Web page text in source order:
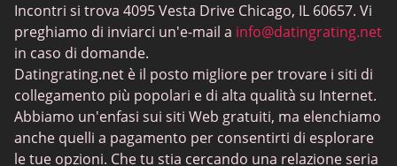
MeetMindful
Incontri BDSM
BBPeopleMeet
Siti Sugar Daddy
JPeopleMeet
Incontri si trova 4095 Vesta Drive Chicago, IL 60657. Vi
preghiamo di inviarci un'e-mail a info@datingrating.net
in caso di domande.
Datingrating.net è il posto migliore per trovare i siti di
collegamento più popolari e di alta qualità su Internet.
Abbiamo un'enfasi sui siti Web gratuiti, ma elenchiamo
anche quelli a pagamento per consentirti di esplorare
le tue opzioni. Che tu stia cercando una relazione seria